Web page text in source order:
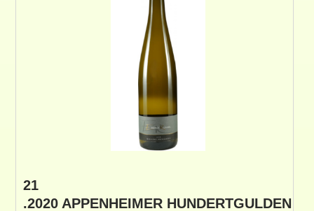
21
.2020 APPENHEIMER HUNDERTGULDEN